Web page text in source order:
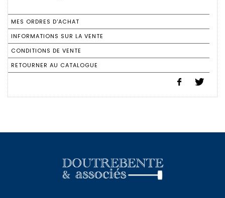
MES ORDRES D'ACHAT
INFORMATIONS SUR LA VENTE
CONDITIONS DE VENTE
RETOURNER AU CATALOGUE